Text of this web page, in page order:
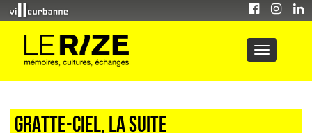
Gratte-ciel, la suite